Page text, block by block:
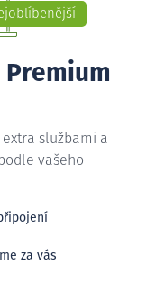
službami a
vašeho
za vás